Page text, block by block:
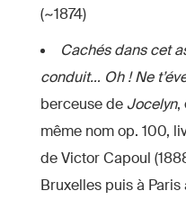
(~1874)
Cachés dans cet
conduit… Oh ! Ne
berceuse de Jocelyn,
même nom op. 100,
de Victor Capoul
Bruxelles puis à